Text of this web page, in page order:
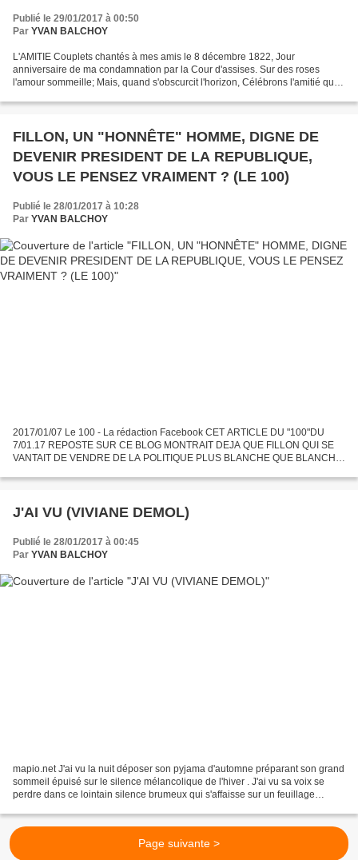
Publié le 29/01/2017 à 00:50
Par YVAN BALCHOY
L'AMITIE Couplets chantés à mes amis le 8 décembre 1822, Jour
anniversaire de ma condamnation par la Cour d'assises. Sur des roses
l'amour sommeille; Mais, quand s'obscurcit l'horizon, Célébrons l'amitié qui
FILLON, UN "HONNÊTE" HOMME, DIGNE DE
DEVENIR PRESIDENT DE LA REPUBLIQUE,
VOUS LE PENSEZ VRAIMENT ? (LE 100)
Publié le 28/01/2017 à 10:28
Par YVAN BALCHOY
2017/01/07 Le 100 - La rédaction Facebook CET ARTICLE DU "100"DU
7/01.17 REPOSTE SUR CE BLOG MONTRAIT DEJA QUE FILLON QUI SE
VANTAIT DE VENDRE DE LA POLITIQUE PLUS BLANCHE QUE BLANCHE
J'AI VU (VIVIANE DEMOL)
Publié le 28/01/2017 à 00:45
Par YVAN BALCHOY
mapio.net J'ai vu la nuit déposer son pyjama d'automne préparant son grand
sommeil épuisé sur le silence mélancolique de l'hiver . J'ai vu sa voix se
perdre dans ce lointain silence brumeux qui s'affaisse sur un feuillage
Page suivante >